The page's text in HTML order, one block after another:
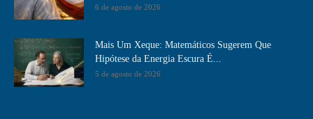
6 de agosto de 2026
Mais Um Xeque: Matemáticos Sugerem Que
Hipótese da Energia Escura É...
5 de agosto de 2026